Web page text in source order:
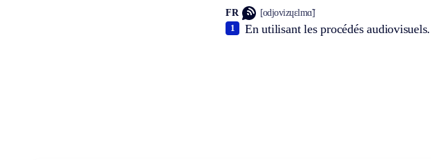
FR [odjovizɥɛlmɑ̃]
En utilisant les procédés audiovisuels.
1